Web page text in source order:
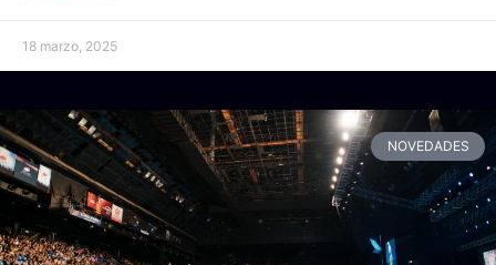
18 marzo, 2025
NOVEDADES